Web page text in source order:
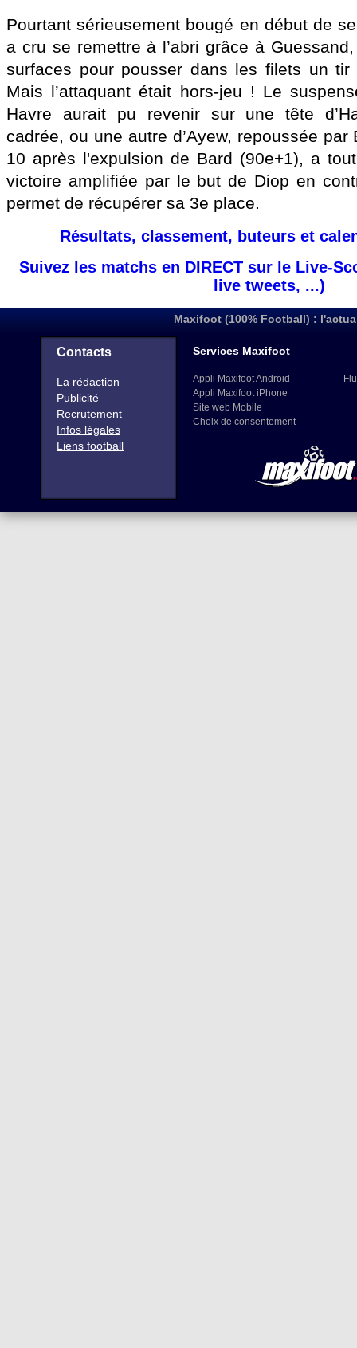
Pourtant sérieusement bougé en début de
a cru se remettre à l’abri grâce à
surfaces pour pousser dans les filets un tir
Mais l’attaquant était hors-jeu ! Le
Havre aurait pu revenir sur une tête
cadrée, ou une autre d’Ayew, repoussée
10 après l'expulsion de Bard (90e+1), a
victoire amplifiée par le but de Diop en
permet de récupérer sa 3e place.
Résultats, classement, buteurs et
Suivez les matchs en DIRECT sur le Live-
live tweets, ...)
Maxifoot (100% Football) :
Contacts
La rédaction
Publicité
Recrutement
Infos légales
Liens football
Services Maxifoot
Appli Maxifoot Android
Appli Maxifoot iPhone
Site web Mobile
Choix de consentement